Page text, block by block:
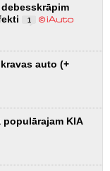
1
auto (+
KIA